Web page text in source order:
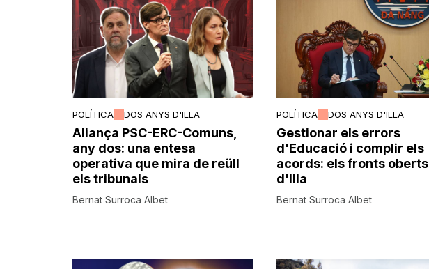
POLÍTICA DOS ANYS D'ILLA
Aliança PSC-ERC-Comuns,
any dos: una entesa
operativa que mira de reüll
els tribunals
Bernat Surroca Albet
POLÍTICA DOS ANYS D'ILLA
Gestionar els errors
d'Educació i complir els
acords: els fronts oberts
d'Illa
Bernat Surroca Albet